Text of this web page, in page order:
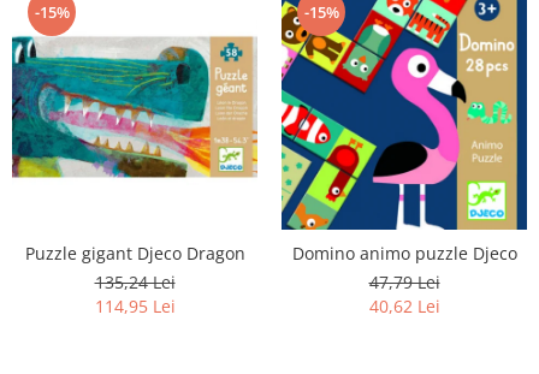
-15%
Puzzle gigant Djeco Dragon
135,24 Lei
114,95 Lei
-15%
Domino animo puzzle Djeco
47,79 Lei
40,62 Lei